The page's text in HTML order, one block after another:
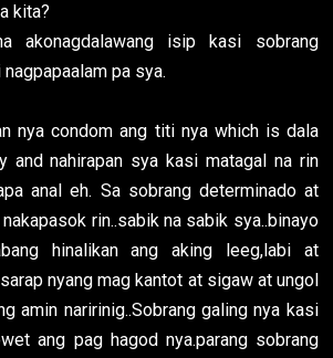
kita?
akonagdalawang isip kasi sobrang
pa sya.
nya condom ang titi nya which is dala
and nahirapan sya kasi matagal na rin
anal eh. Sa sobrang determinado at
rin..sabik na sabik sya..binayo
hinalikan ang aking leeg,labi at
nyang mag kantot at sigaw at ungol
amin naririnig..Sobrang galing nya kasi
ang pag hagod nya.parang sobrang